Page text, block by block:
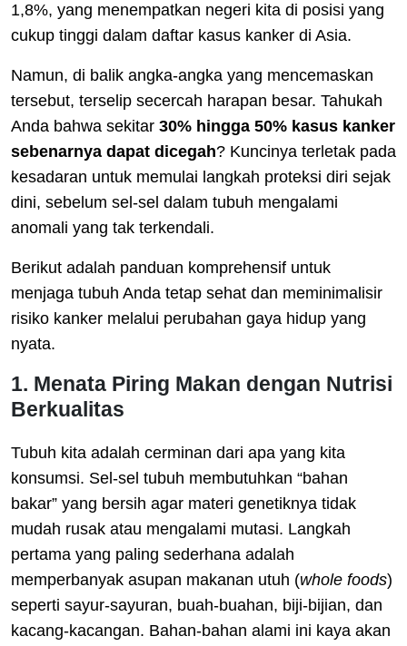
1,8%, yang menempatkan negeri kita di posisi yang
cukup tinggi dalam daftar kasus kanker di Asia.
Namun, di balik angka-angka yang mencemaskan
tersebut, terselip secercah harapan besar. Tahukah
Anda bahwa sekitar 30% hingga 50% kasus kanker
sebenarnya dapat dicegah? Kuncinya terletak pada
kesadaran untuk memulai langkah proteksi diri sejak
dini, sebelum sel-sel dalam tubuh mengalami
anomali yang tak terkendali.
Berikut adalah panduan komprehensif untuk
menjaga tubuh Anda tetap sehat dan meminimalisir
risiko kanker melalui perubahan gaya hidup yang
nyata.
1. Menata Piring Makan dengan Nutrisi
Berkualitas
Tubuh kita adalah cerminan dari apa yang kita
konsumsi. Sel-sel tubuh membutuhkan “bahan
bakar” yang bersih agar materi genetiknya tidak
mudah rusak atau mengalami mutasi. Langkah
pertama yang paling sederhana adalah
memperbanyak asupan makanan utuh (whole foods)
seperti sayur-sayuran, buah-buahan, biji-bijian, dan
kacang-kacangan. Bahan-bahan alami ini kaya akan